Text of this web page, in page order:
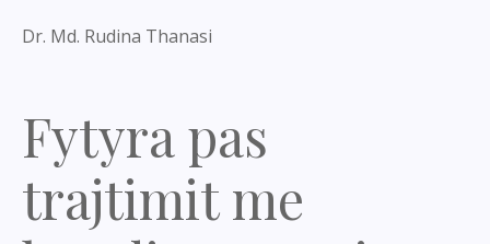
Dr. Md. Rudina Thanasi
Fytyra pas
trajtimit me